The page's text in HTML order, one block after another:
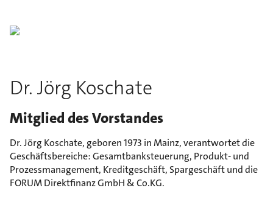
Dr. Jörg Koschate
Mitglied des Vorstandes
Dr. Jörg Koschate, geboren 1973 in Mainz, verantwortet die
Geschäftsbereiche: Gesamtbanksteuerung, Produkt- und
Prozessmanagement, Kreditgeschäft, Spargeschäft und die
FORUM Direktfinanz GmbH & Co.KG.